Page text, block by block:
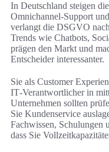
In Deutschland steigen
Omnichannel‑Support
verlangt die DSGVO
Trends wie Chatbots,
prägen den Markt und
Entscheider interessanter.
Sie als Customer
IT‑Verantwortlicher in
Unternehmen sollten
Sie Kundenservice
Fachwissen, Schulungen
dass Sie